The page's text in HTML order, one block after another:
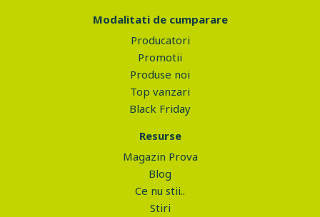
Modalitati de cumparare
Producatori
Promotii
Produse noi
Top vanzari
Black Friday
Resurse
Magazin Prova
Blog
Ce nu stii..
Stiri